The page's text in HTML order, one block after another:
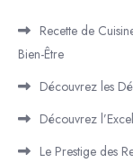
Recette de
Bien-Être
Découvrez les
Découvrez
Le Prestige des